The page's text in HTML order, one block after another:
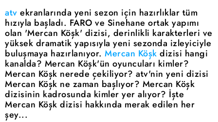
atv ekranlarında yeni sezon için hazırlıklar tüm
hızıyla başladı. FARO ve Sinehane ortak yapımı
olan 'Mercan Köşk' dizisi, derinlikli karakterleri ve
yüksek dramatik yapısıyla yeni sezonda izleyiciyle
buluşmaya hazırlanıyor. Mercan Köşk dizisi hangi
kanalda? Mercan Köşk'ün oyuncuları kimler?
Mercan Köşk nerede çekiliyor? atv'nin yeni dizisi
Mercan Köşk ne zaman başlıyor? Mercan Köşk
dizisinin kadrosunda kimler yer alıyor? İşte
Mercan Köşk dizisi hakkında merak edilen her
şey...